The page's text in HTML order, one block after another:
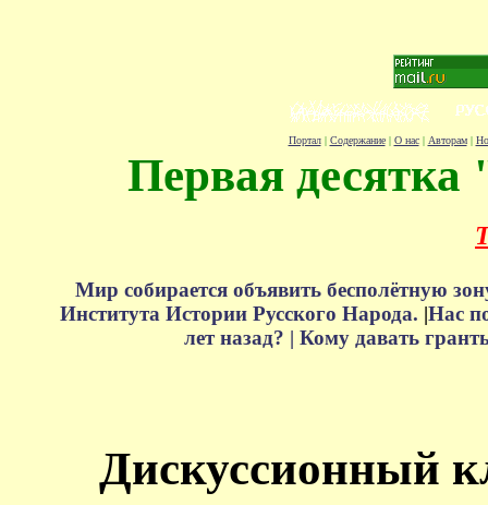
Портал| Содержание| О нас| Авторам|
Первая десятка
Мир собирается объявить бесполётную
Института Истории Русского Народа. |Нас
лет назад? | Кому давать
Дискуссионный